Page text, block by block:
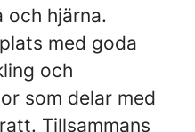
och hjärna.
med goda
och
som delar med
Tillsammans